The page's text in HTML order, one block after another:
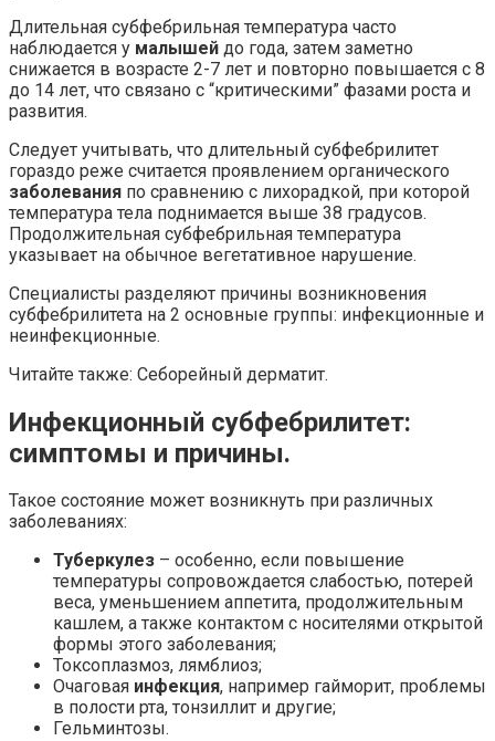
Длительная субфебрильная температура часто
наблюдается у малышей до года, затем заметно
снижается в возрасте 2-7 лет и повторно повышается с 8
до 14 лет, что связано с “критическими” фазами роста и
развития.
Следует учитывать, что длительный субфебрилитет
гораздо реже считается проявлением органического
заболевания по сравнению с лихорадкой, при которой
температура тела поднимается выше 38 градусов.
Продолжительная субфебрильная температура
указывает на обычное вегетативное нарушение.
Специалисты разделяют причины возникновения
субфебрилитета на 2 основные группы: инфекционные и
неинфекционные.
Читайте также: Себорейный дерматит.
Инфекционный субфебрилитет:
симптомы и причины.
Такое состояние может возникнуть при различных
заболеваниях:
Туберкулез – особенно, если повышение
температуры сопровождается слабостью, потерей
веса, уменьшением аппетита, продолжительным
кашлем, а также контактом с носителями открытой
формы этого заболевания;
Токсоплазмоз, лямблиоз;
Очаговая инфекция, например гайморит, проблемы
в полости рта, тонзиллит и другие;
Гельминтозы.